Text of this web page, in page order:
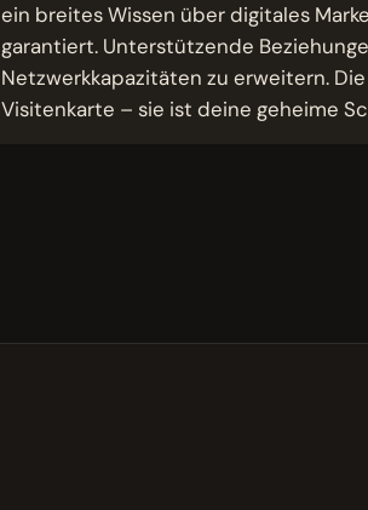
ein breites Wissen über digitales
garantiert. Unterstützende
Netzwerkkapazitäten zu erweitern.
Visitenkarte – sie ist deine geheime